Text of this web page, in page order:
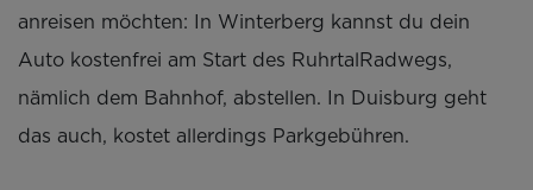
anreisen möchten: In Winterberg kannst du dein
Auto kostenfrei am Start des RuhrtalRadwegs,
nämlich dem Bahnhof, abstellen. In Duisburg geht
das auch, kostet allerdings Parkgebühren.